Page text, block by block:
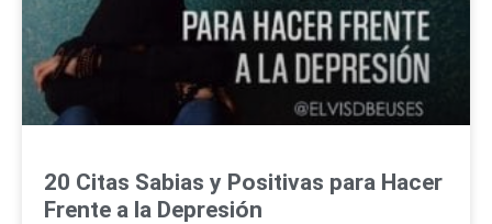
20 Citas Sabias y Positivas para Hacer
Frente a la Depresión